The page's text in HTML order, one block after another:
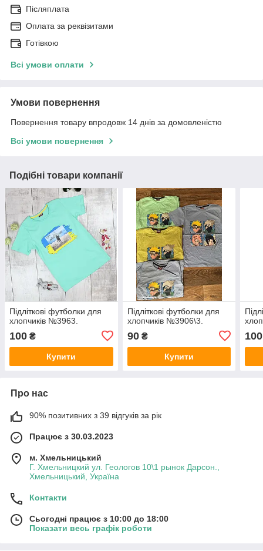
Післяплата
Оплата за реквізитами
Готівкою
Всі умови оплати
Умови повернення
Повернення товару впродовж 14 днів за домовленістю
Всі умови повернення
Подібні товари компанії
Підліткові футболки для
хлопчиків №3963.
100 ₴
Купити
Підліткові футболки для
хлопчиків №3906\3.
90₴
Купити
100
Про нас
90% позитивних з 39 відгуків за рік
Працює з 30.03.2023
м. Хмельницький
Г. Хмельницкий ул. Геологов 10\1 рынок Дарсон.,
Хмельницький, Україна
Контакти
Сьогодні працює з 10:00 до 18:00
Показати весь графік роботи